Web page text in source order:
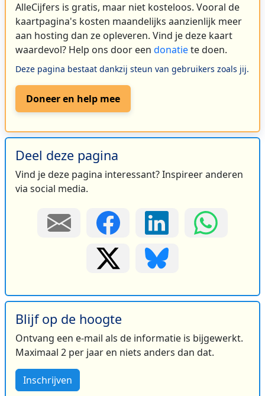
AlleCijfers is gratis, maar niet kosteloos. Vooral de
kaartpagina's kosten maandelijks aanzienlijk meer
aan hosting dan ze opleveren. Vind je deze kaart
waardevol? Help ons door een donatiete doen.
Deze pagina bestaat dankzij steun van gebruikers zoals jij.
Doneer en help mee
Deel deze pagina
Vind je deze pagina interessant? Inspireer anderen
via social media.
Blijf op de hoogte
Ontvang een e-mail als de informatie is bijgewerkt.
Maximaal 2 per jaar en niets anders dan dat.
Inschrijven